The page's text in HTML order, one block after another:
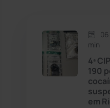
Caetité
Candiba
Cândido Sales
min
4ª
190
em